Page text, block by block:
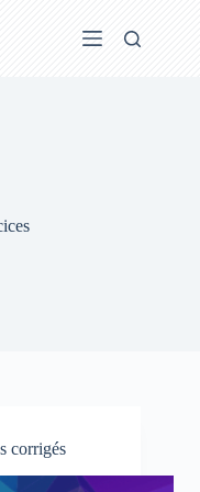
corrigés